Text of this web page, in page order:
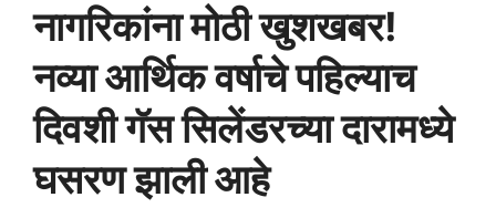
नागरिकांना मोठी खुशखबर!
नव्या आर्थिक वर्षाचे पहिल्याच
दिवशी गॅस सिलेंडरच्या दारामध्ये
घसरण झाली आहे